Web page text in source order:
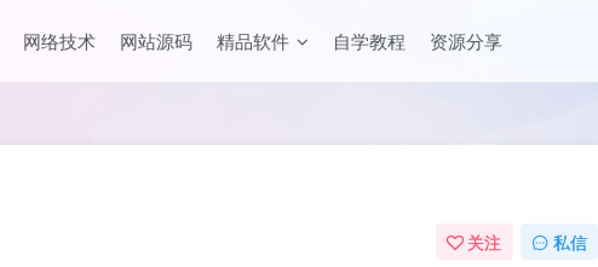
网络技术 网站源码 精品软件 自学教程 资源分享
关注 私信